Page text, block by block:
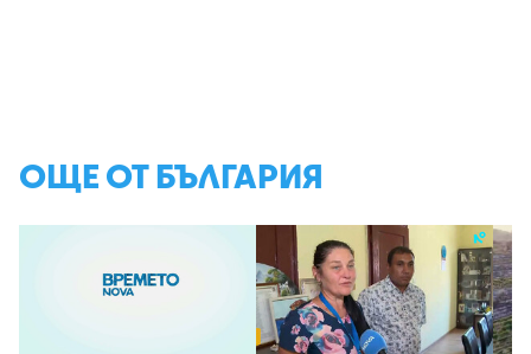
ОЩЕ ОТ БЪЛГАРИЯ